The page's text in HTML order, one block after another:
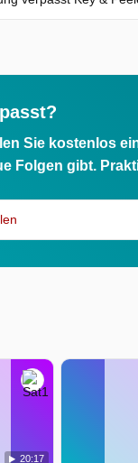
Sie kostenlos
Folgen gibt.
20:17